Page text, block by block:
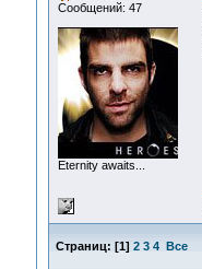
Сообщений: 47
Eternity awaits...
Страниц: [1] 2 3 4 Все